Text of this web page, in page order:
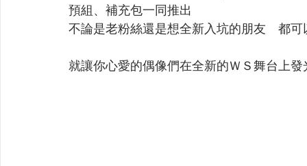
【VIVIDZ】Vividz 【BS】Battle Spirits 【
預組、補充包一同推出
不論是老粉絲還是想全新入坑的朋友　都
就讓你心愛的偶像們在全新的ＷＳ舞台上發